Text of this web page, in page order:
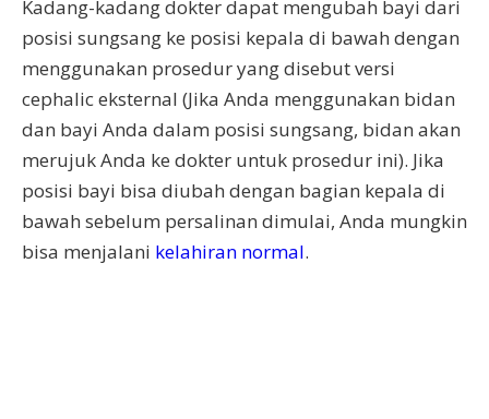
Kadang-kadang dokter dapat mengubah bayi dari
posisi sungsang ke posisi kepala di bawah dengan
menggunakan prosedur yang disebut versi
cephalic eksternal (Jika Anda menggunakan bidan
dan bayi Anda dalam posisi sungsang, bidan akan
merujuk Anda ke dokter untuk prosedur ini). Jika
posisi bayi bisa diubah dengan bagian kepala di
bawah sebelum persalinan dimulai, Anda mungkin
bisa menjalani kelahiran normal.